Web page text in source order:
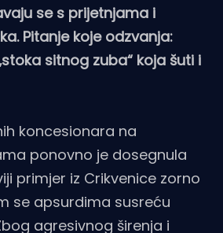
se s prijetnjama i
Pitanje koje odzvanja:
sitnog zuba“ koja šuti i
koncesionara na
ponovno je dosegnula
primjer iz Crikvenice zorno
se apsurdima susreću
agresivnog širenja i